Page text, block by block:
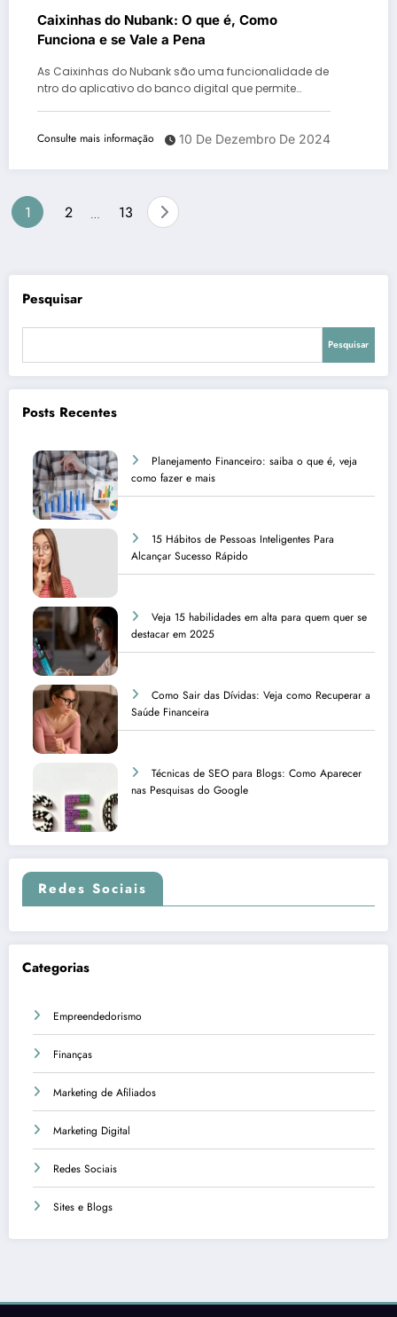
Caixinhas do Nubank: O que é, Como
Funciona e se Vale a Pena
As Caixinhas do Nubank são uma funcionalidade de
ntro do aplicativo do banco digital que permite…
Consulte mais informação 10 De Dezembro De 2024
Paginação
posts
1 2 … 13
Pesquisar
Pesquisar
Posts Recentes
Planejamento Financeiro: saiba o que é, veja
como fazer e mais
15 Hábitos de Pessoas Inteligentes Para
Alcançar Sucesso Rápido
Veja 15 habilidades em alta para quem quer se
destacar em 2025
Como Sair das Dívidas: Veja como Recuperar a
Saúde Financeira
Técnicas de SEO para Blogs: Como Aparecer
nas Pesquisas do Google
Redes Sociais
Categorias
Empreendedorismo
Finanças
Marketing de Afiliados
Marketing Digital
Redes Sociais
Sites e Blogs